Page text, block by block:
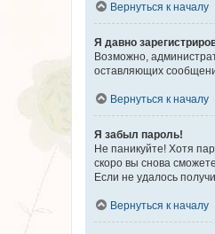
Вернуться к началу
Я давно
Возможно,
оставляющих
Вернуться к началу
Я забыл пароль!
Не паникуйте! Хотя
скоро вы снова
Если не удалось
Вернуться к началу